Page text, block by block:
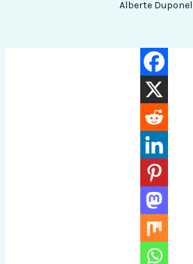
Alberte Duponel